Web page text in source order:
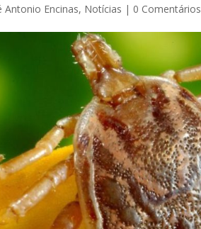
Antonio Encinas, Notícias | 0 Comentários